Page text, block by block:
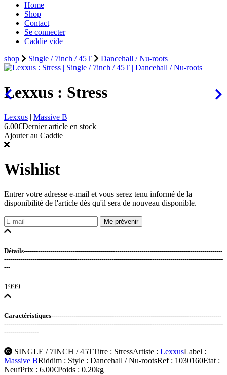
Home
Shop
Contact
Se connecter
Caddie vide
shop
Single / 7inch / 45T Dancehall / Nu-roots
Lexxus : Stress
Lexxus | Massive B |
6.00€Dernier article en stock
Ajouter au Caddie
Wishlist
Entrer votre adresse e-mail et vous serez tenu informé de la
disponibilité de l'article dès qu'il sera de nouveau disponible.
Me prévenir
Détails--------------------------------------------------------------------------------------------------
------------------------------------------------------------------------------------------------------------
---
1999
Caractéristiques------------------------------------------------------------------------------------
------------------------------------------------------------------------------------------------------------
-----------------
SINGLE / 7INCH / 45TTitre : StressArtiste : LexxusLabel :
Massive BRiddim : Style : Dancehall / Nu-rootsRef: 1030160Etat:
NeufPrix : 6.00€Poids : 0.20kg